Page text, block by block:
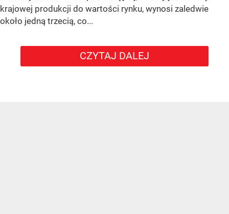
krajowej produkcji do wartości rynku, wynosi zaledwie
około jedną trzecią, co...
CZYTAJ DALEJ